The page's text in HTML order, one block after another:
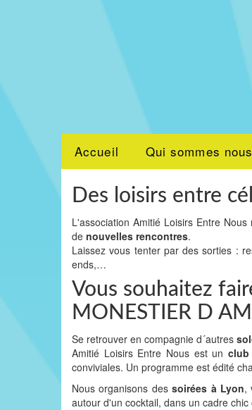
Accueil Qui sommes
Des loisirs entre
L'association Amitié Loisirs Entre
de nouvelles rencontres.
Laissez vous tenter par des sorties :
ends,…
Vous souhaitez
MONESTIER D
Se retrouver en compagnie d´autres
Amitié Loisirs Entre Nous est un club
conviviales. Un programme est édité
Nous organisons dessoirées à Lyon,
autour d'un cocktail, dans un cadre chic